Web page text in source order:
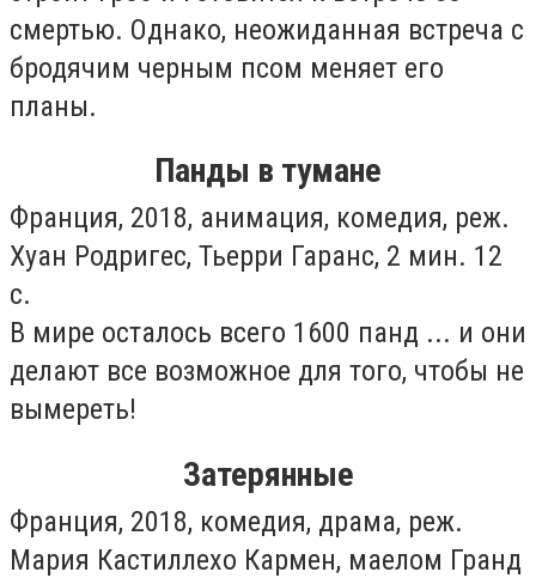
смертью. Однако, неожиданная встреча с
бродячим черным псом меняет его
планы.
Панды в тумане
Франция, 2018, анимация, комедия, реж.
Хуан Родригес, Тьерри Гаранс, 2 мин. 12
с.
В мире осталось всего 1600 панд ... и они
делают все возможное для того, чтобы не
вымереть!
Затерянные
Франция, 2018, комедия, драма, реж.
Мария Кастиллехо Кармен, маелом Гранд